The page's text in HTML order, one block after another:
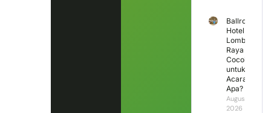
Ballroom
Hotel
Lombok
Raya
Cocok
untuk
Acara
Apa?
August 3,
2026